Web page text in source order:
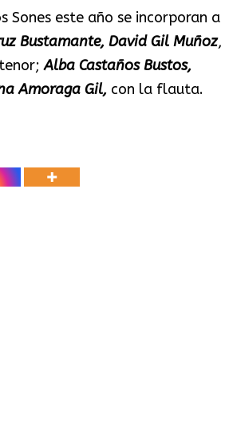
Sones este año se incorporan a
Bustamante, David Gil Muñoz,
Alba Castaños Bustos,
Amoraga Gil,con la flauta.